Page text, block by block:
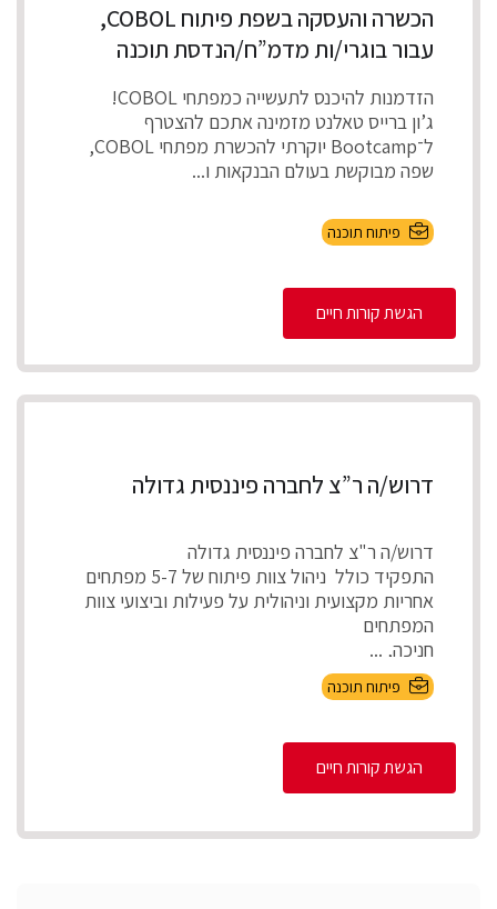
הכשרה והעסקה בשפת פיתוח COBOL,
עבור בוגרי/ות מדמ”ח/הנדסת תוכנה
הזדמנות להיכנס לתעשייה כמפתחי COBOL!
ג’ון ברייס טאלנט מזמינה אתכם להצטרף
ל־Bootcamp יוקרתי להכשרת מפתחי COBOL,
שפה מבוקשת בעולם הבנקאות ו...
פיתוח תוכנה
הגשת קורות חיים
דרוש/ה ר”צ לחברה פיננסית גדולה
דרוש/ה ר"צ לחברה פיננסית גדולה
התפקיד כולל ניהול צוות פיתוח של 5-7 מפתחים
אחריות מקצועית וניהולית על פעילות וביצועי צוות
המפתחים
חניכה, ...
פיתוח תוכנה
הגשת קורות חיים